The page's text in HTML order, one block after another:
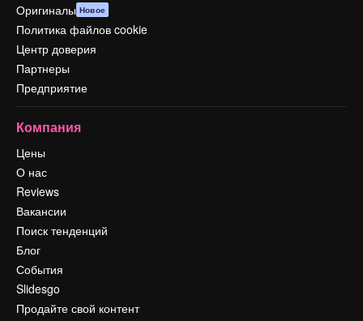
Оригиналы Новое
Политика файлов cookie
Центр доверия
Партнеры
Предприятие
Компания
Цены
О нас
Reviews
Вакансии
Поиск тенденций
Блог
События
Slidesgo
Продайте свой контент